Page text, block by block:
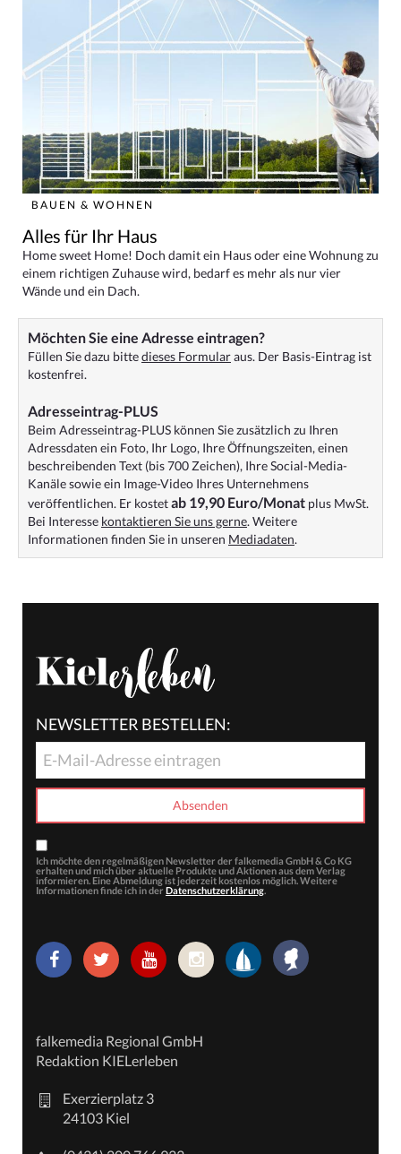
BAUEN & WOHNEN
Alles für Ihr Haus
Home sweet Home! Doch damit ein Haus oder eine Wohnung zu
einem richtigen Zuhause wird, bedarf es mehr als nur vier
Wände und ein Dach.
Möchten Sie eine Adresse eintragen?
Füllen Sie dazu bittedieses Formularaus. Der Basis-Eintrag ist
kostenfrei.
Adresseintrag-PLUS
Beim Adresseintrag-PLUS können Sie zusätzlich zu Ihren
Adressdaten ein Foto, Ihr Logo, Ihre Öffnungszeiten, einen
beschreibenden Text (bis 700 Zeichen), Ihre Social-Media-
Kanäle sowie ein Image-Video Ihres Unternehmens
veröffentlichen. Er kostetab 19,90 Euro/Monat plus MwSt.
Bei Interesse kontaktieren Sie uns gerne. Weitere
Informationen finden Sie in unseren Mediadaten.
NEWSLETTER BESTELLEN:
Ich möchte den regelmäßigen Newsletter der falkemedia GmbH & Co KG
erhalten und mich über aktuelle Produkte und Aktionen aus dem Verlag
informieren. Eine Abmeldung ist jederzeit kostenlos möglich. Weitere
Informationen finde ich in der Datenschutzerklärung.
falkemedia Regional GmbH
Redaktion KIELerleben
Exerzierplatz 3
24103 Kiel